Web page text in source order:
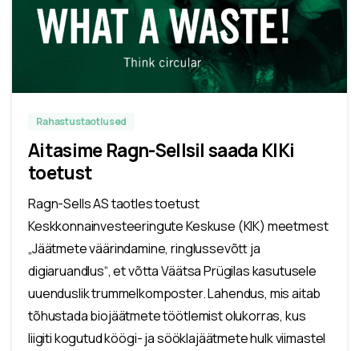
Rahastustaotlused
Aitasime Ragn-Sellsil saada KIKi
toetust
Ragn-Sells AS taotles toetust
Keskkonnainvesteeringute Keskuse (KIK) meetmest
„Jäätmete väärindamine, ringlussevõtt ja
digiaruandlus“, et võtta Väätsa Prügilas kasutusele
uuenduslik trummelkomposter. Lahendus, mis aitab
tõhustada biojäätmete töötlemist olukorras, kus
liigiti kogutud köögi- ja sööklajäätmete hulk viimastel